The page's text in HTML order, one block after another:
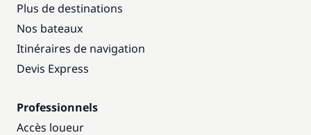
Plus de destinations
Nos bateaux
Itinéraires de navigation
Devis Express
Professionnels
Accès loueur